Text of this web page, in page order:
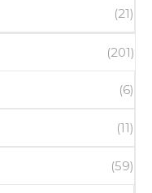
(21)
(201)
(6)
(11)
(59)